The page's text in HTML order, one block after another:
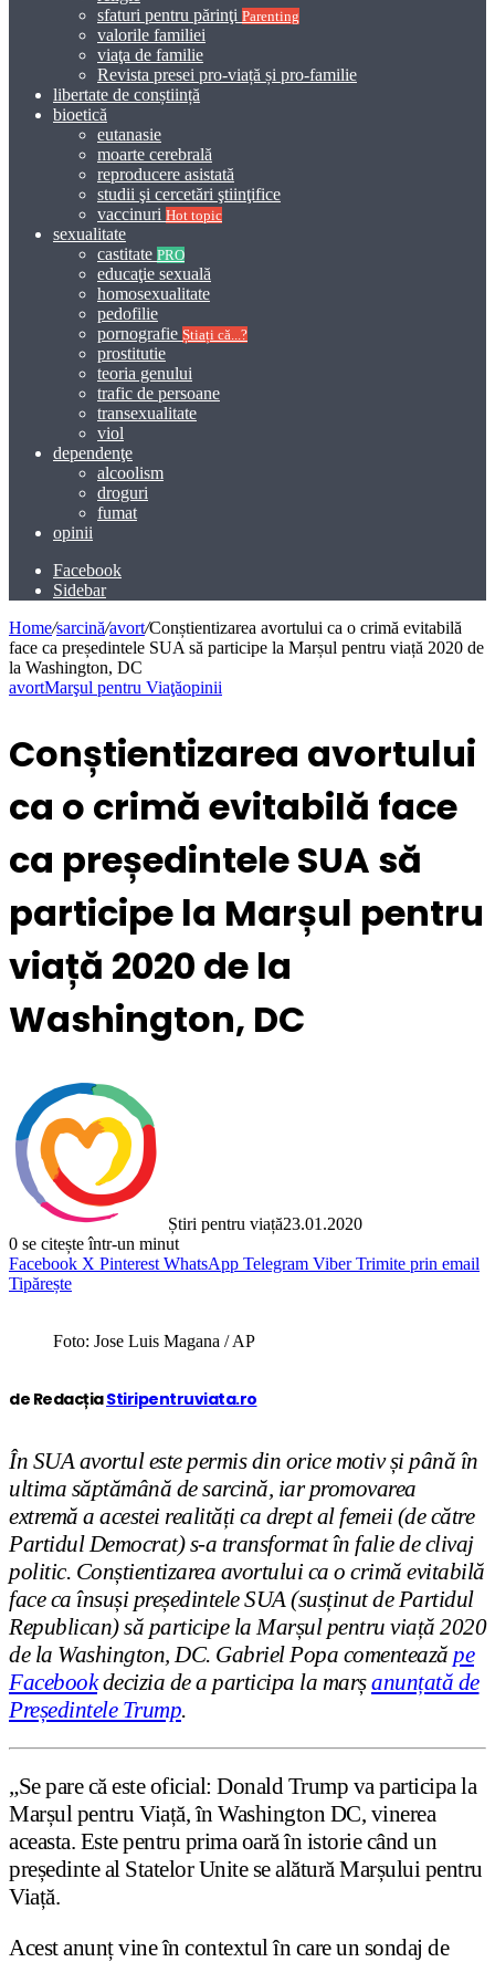
sfaturi pentru părinţi Parenting
valorile familiei
viaţa de familie
Revista presei pro-viață și pro-familie
libertate de conștiință
bioetică
eutanasie
moarte cerebrală
reproducere asistată
studii şi cercetări ştiinţifice
vaccinuri Hot topic
sexualitate
castitate PRO
educaţie sexuală
homosexualitate
pedofilie
pornografie Știați că...?
prostitutie
teoria genului
trafic de persoane
transexualitate
viol
dependenţe
alcoolism
droguri
fumat
opinii
Facebook
Sidebar
Home/sarcină/avort/Conștientizarea avortului ca o crimă evitabilă
face ca președintele SUA să participe la Marșul pentru viață 2020 de
la Washington, DC
avortMarşul pentru Viaţăopinii
Conștientizarea avortului
ca o crimă evitabilă face
ca președintele SUA să
participe la Marșul pentru
viață 2020 de la
Washington, DC
Știri pentru viață23.01.2020
0 se citește într-un minut
Facebook X Pinterest WhatsApp Telegram Viber Trimite prin email
Tipărește
Foto: Jose Luis Magana / AP
de RedacțiaStiripentruviata.ro
În SUA avortul este permis din orice motiv și până în
ultima săptămână de sarcină, iar promovarea
extremă a acestei realități ca drept al femeii (de către
Partidul Democrat) s-a transformat în falie de clivaj
politic. Conștientizarea avortului ca o crimă evitabilă
face ca însuși președintele SUA (susținut de Partidul
Republican) să participe la Marșul pentru viață 2020
de la Washington, DC. Gabriel Popa comentează pe
Facebookdecizia de a participa la marșanunțată de
Președintele Trump.
„Se pare că este oficial: Donald Trump va participa la
Marșul pentru Viață, în Washington DC, vinerea
aceasta. Este pentru prima oară în istorie când un
președinte al Statelor Unite se alătură Marșului pentru
Viață.
Acest anunț vine în contextul în care un sondaj de